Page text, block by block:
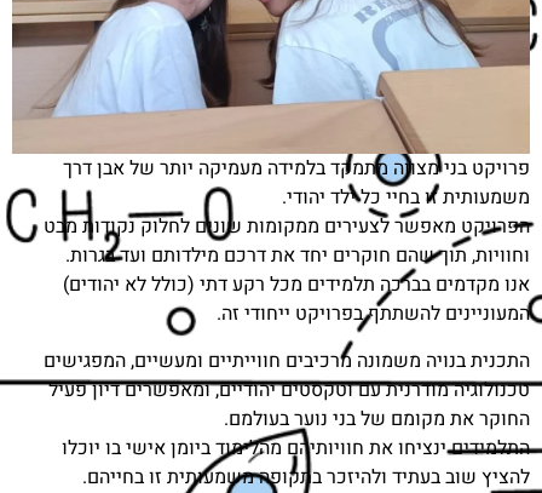
פרויקט בני מצווה מתמקד בלמידה מעמיקה יותר של אבן דרך
משמעותית זו בחיי כל ילד יהודי.
הפרויקט מאפשר לצעירים ממקומות שונים לחלוק נקודות מבט
וחוויות, תוך שהם חוקרים יחד את דרכם מילדותם ועד בגרות.
אנו מקדמים בברכה תלמידים מכל רקע דתי (כולל לא יהודים)
המעוניינים להשתתף בפרויקט ייחודי זה.
התכנית בנויה משמונה מרכיבים חווייתיים ומעשיים, המפגישים
טכנולוגיה מודרנית עם וטקסטים יהודיים, ומאפשרים דיון פעיל
החוקר את מקומם של בני נוער בעולמם.
התלמידים ינציחו את חוויותיהם מהלימוד ביומן אישי בו יוכלו
להציץ שוב בעתיד ולהיזכר בתקופה משמעותית זו בחייהם.